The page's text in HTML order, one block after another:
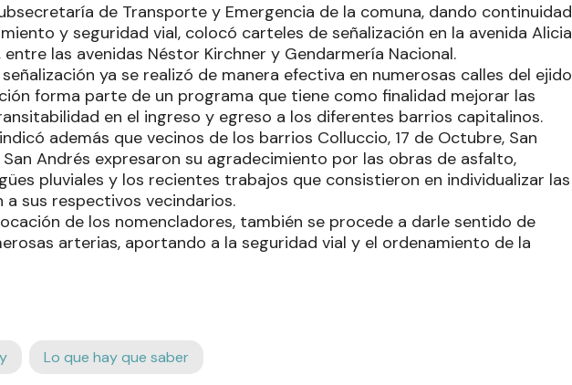
de Transporte y Emergencia de la comuna, dando continuidad
y seguridad vial, colocó carteles de señalización en la avenida Alicia
las avenidas Néstor Kirchner y Gendarmería Nacional.
ya se realizó de manera efectiva en numerosas calles del ejido
forma parte de un programa que tiene como finalidad mejorar las
en el ingreso y egreso a los diferentes barrios capitalinos.
además que vecinos de los barrios Colluccio, 17 de Octubre, San
Andrés expresaron su agradecimiento por las obras de asfalto,
pluviales y los recientes trabajos que consistieron en individualizar las
a sus respectivos vecindarios.
de los nomencladores, también se procede a darle sentido de
arterias, aportando a la seguridad vial y el ordenamiento de la
Lo que hay que saber